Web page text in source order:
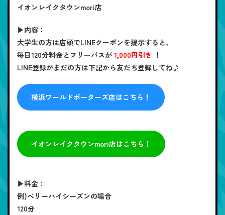
イオンレイクタウンmori店
▶内容：
大学生の方は店頭でLINEクーポンを提示すると、
毎日120分料金とフリーパスが 1,000円引き ！
LINE登録がまだの方は下記から友だち登録してね♪
横浜ワールドポーターズ店はこちら！
イオンレイクタウンmori店はこちら！
▶料金：
例)ベリーハイシーズンの場合
120分